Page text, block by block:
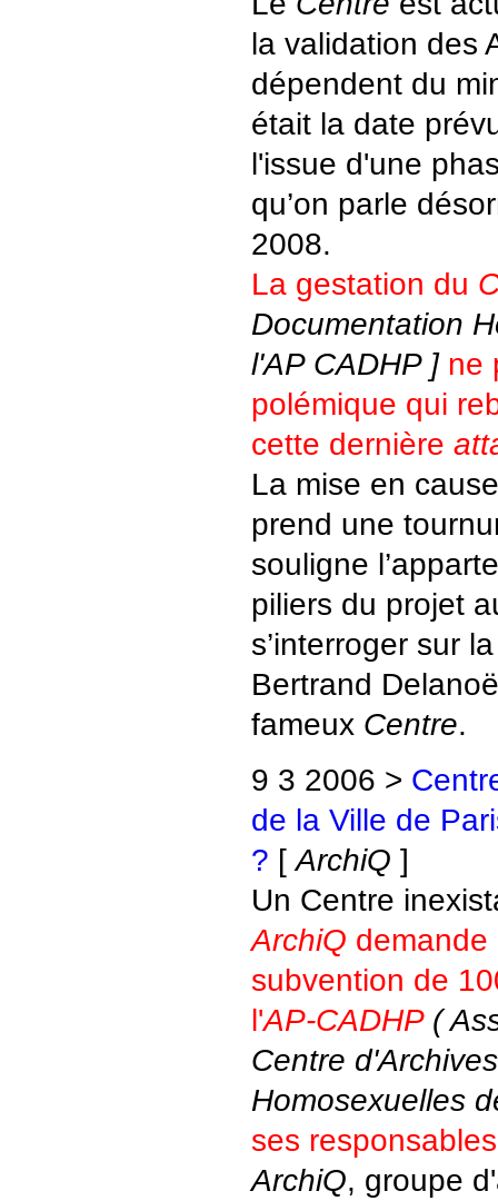
la validation des
dépendent du
était la date
l'issue d'une
qu’on parle
2008.
La gestation du
Documentation
l'AP CADHP ] ne
polémique qui
cette dernière
La mise en
prend une
souligne
piliers du projet
s’interroger sur
Bertrand
fameux Centre.
9 3 2006 >
de la Ville de
? [ArchiQ ]
Un Centre
ArchiQ demande
subvention de
l'AP-CADHP(
Centre
Homosexuelles
ses
ArchiQ, groupe